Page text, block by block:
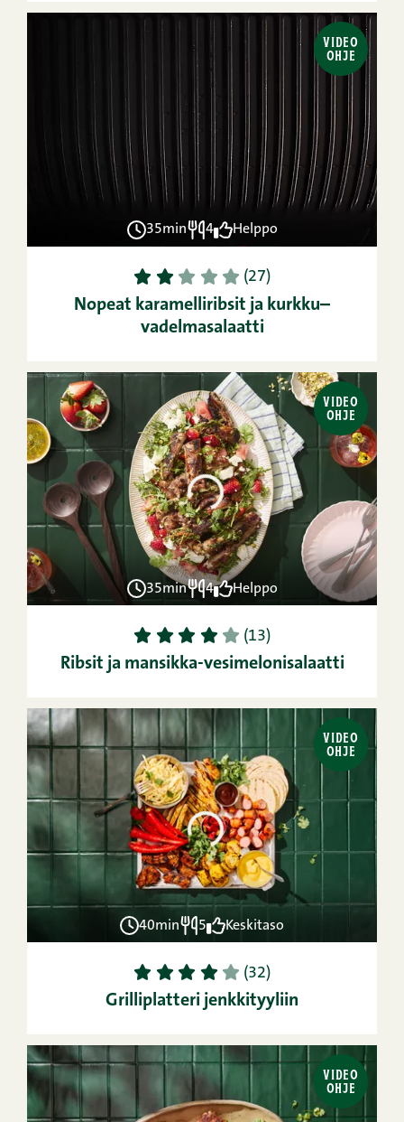
VIDEO
OHJE
35min 4 Helppo
1 2 3 4 5 (27)
Nopeat karamelliribsit ja kurkku–
vadelmasalaatti
VIDEO
OHJE
35min 4 Helppo
1 2 3 4 5 (13)
Ribsit ja mansikka-vesimelonisalaatti
VIDEO
OHJE
40min 5 Keskitaso
1 2 3 4 5 (32)
Grilliplatteri jenkkityyliin
VIDEO
OHJE